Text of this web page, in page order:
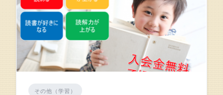
その他（学習）